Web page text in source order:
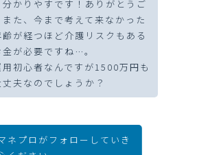
かりやすです！ありがとうご
た、今まで考えて来なかった
が経つほど介護リスクもある
が必要ですね…。
初心者なんですが1500万円も
夫なのでしょうか？
ネプロがフォローしていき